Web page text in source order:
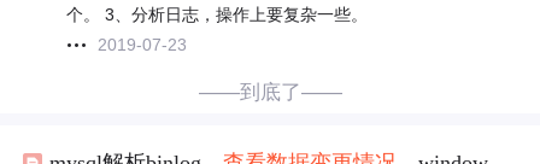
个。 3、分析日志，操作上要复杂一些。
2019-07-23
——到底了——